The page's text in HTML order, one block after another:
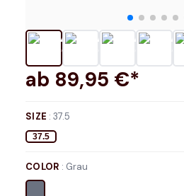
ab 89,95 €*
SIZE :37.5
37.5
COLOR : Grau